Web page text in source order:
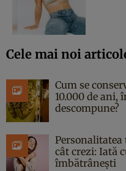
Cele mai noi
Cum se
10.000 de ani,
descompune?
Personalitatea
cât crezi: Iată
îmbătrânești